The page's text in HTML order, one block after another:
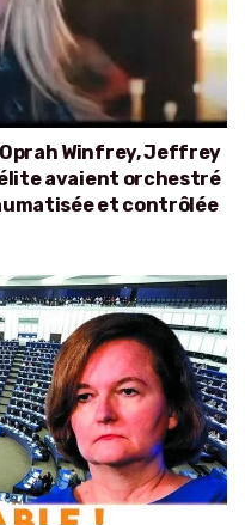
Winfrey, Jeffrey
avaient orchestré
et contrôlée